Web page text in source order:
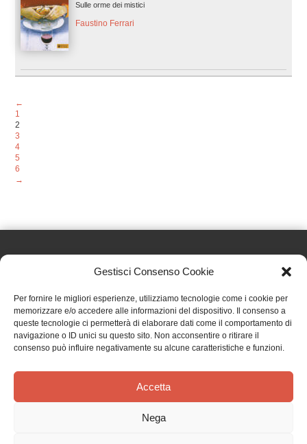
Gestisci Consenso Cookie
Per fornire le migliori esperienze, utilizziamo tecnologie come i cookie per
memorizzare e/o accedere alle informazioni del dispositivo. Il consenso a
queste tecnologie ci permetterà di elaborare dati come il comportamento di
navigazione o ID unici su questo sito. Non acconsentire o ritirare il
consenso può influire negativamente su alcune caratteristiche e funzioni.
Accetta
Nega
Sulle orme dei mistici
Faustino Ferrari
←
1
2
3
4
5
6
→
Effatà Editrice di Pellegrino Paolo SAS
C.F. e P.IVA 09655250018
Via Tre Denti, 1 - 10060 Cantalupa (TO)
Telefono: (+39) 0121 353452 - Fax: (+39) 0121 353839
TERMINI E CONDIZIONI